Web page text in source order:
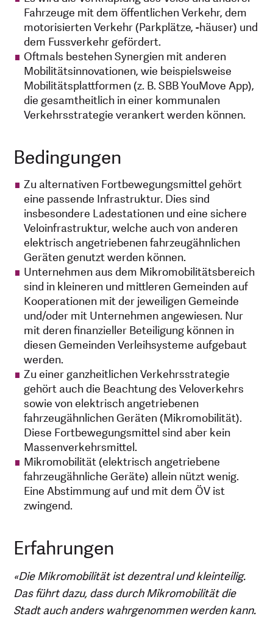
Fahrzeuge mit dem öffentlichen Verkehr, dem
motorisierten Verkehr (Parkplätze, -häuser) und
dem Fussverkehr gefördert.
Oftmals bestehen Synergien mit anderen
Mobilitätsinnovationen, wie beispielsweise
Mobilitätsplattformen (z. B. SBB YouMove App),
die gesamtheitlich in einer kommunalen
Verkehrsstrategie verankert werden können.
Bedingungen
Zu alternativen Fortbewegungsmittel gehört
eine passende Infrastruktur. Dies sind
insbesondere Ladestationen und eine sichere
Veloinfrastruktur, welche auch von anderen
elektrisch angetriebenen fahrzeugähnlichen
Geräten genutzt werden können.
Unternehmen aus dem Mikromobilitätsbereich
sind in kleineren und mittleren Gemeinden auf
Kooperationen mit der jeweiligen Gemeinde
und/oder mit Unternehmen angewiesen. Nur
mit deren finanzieller Beteiligung können in
diesen Gemeinden Verleihsysteme aufgebaut
werden.
Zu einer ganzheitlichen Verkehrsstrategie
gehört auch die Beachtung des Veloverkehrs
sowie von elektrisch angetriebenen
fahrzeugähnlichen Geräten (Mikromobilität).
Diese Fortbewegungsmittel sind aber kein
Massenverkehrsmittel.
Mikromobilität (elektrisch angetriebene
fahrzeugähnliche Geräte) allein nützt wenig.
Eine Abstimmung auf und mit dem ÖV ist
zwingend.
Erfahrungen
«Die Mikromobilität ist dezentral und kleinteilig.
Das führt dazu, dass durch Mikromobilität die
Stadt auch anders wahrgenommen werden kann.